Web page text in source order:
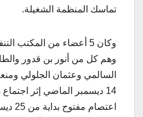
تماسك المنظمة الشغيلة.
وكان 5 أعضاء من المكتب
وهم كل من أنور بن قدور
السالمي وعثمان الجلولي
14 ديسمبر الماضي إثر